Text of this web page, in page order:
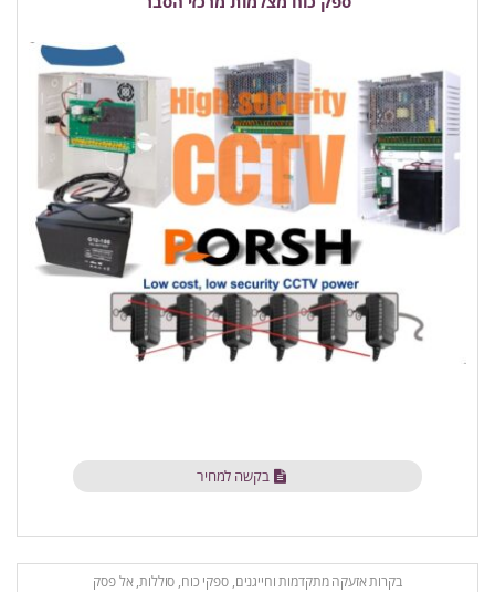
בקשה למחיר
בקרות אזעקה מתקדמות וחייגנים,ספקי כוח, סוללות, אל פסק